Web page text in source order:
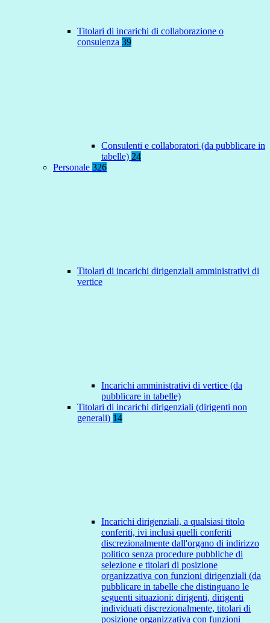
Titolari di incarichi di collaborazione o
consulenza 39
Consulenti e collaboratori (da pubblicare in
tabelle) 24
Personale 326
Titolari di incarichi dirigenziali amministrativi di
vertice
Incarichi amministrativi di vertice (da
pubblicare in tabelle)
Titolari di incarichi dirigenziali (dirigenti non
generali) 14
Incarichi dirigenziali, a qualsiasi titolo
conferiti, ivi inclusi quelli conferiti
discrezionalmente dall'organo di indirizzo
politico senza procedure pubbliche di
selezione e titolari di posizione
organizzativa con funzioni dirigenziali (da
pubblicare in tabelle che distinguano le
seguenti situazioni: dirigenti, dirigenti
individuati discrezionalmente, titolari di
posizione organizzativa con funzioni